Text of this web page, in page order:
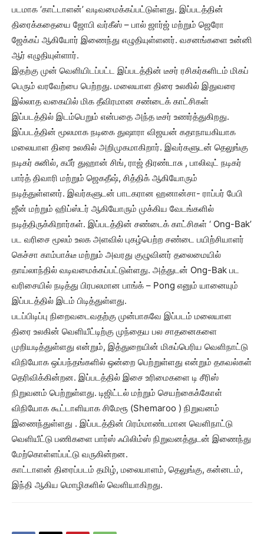
படமாக ‘காட்டாளன்’ வடிவமைக்கப்பட்டுள்ளது. இப்படத்தின்
திரைக்கதையை ஜோபி வர்கீஸ் – பால் ஜார்ஜ் மற்றும் ஜெரோ
ஜேக்கப் ஆகியோர் இணைந்து எழுதியுள்ளனர். வசனங்களை உன்னி
ஆர் எழுதியுள்ளார்.
இதற்கு முன் வெளியிடப்பட்ட இப்படத்தின் டீசர் ரசிகர்களிடம் மிகப்
பெரும் வரவேற்பை பெற்றது. மலையாள திரை உலகில் இதுவரை
இல்லாத வகையில் மிக தீவிரமான சண்டைக் காட்சிகள்
இப்படத்தில் இடம்பெறும் என்பதை அந்த டீசர் உணர்த்துகிறது.
இப்படத்தின் மூலமாக நடிகை துஷாரா விஜயன் கதாநாயகியாக
மலையாள திரை உலகில் அறிமுகமாகிறார். இவர்களுடன் தெலுங்கு
நடிகர் சுனில், கபீர் துஹான் சிங், ராஜ் திரண்டாசு , பாலிவுட் நடிகர்
பார்த் திவாரி மற்றும் ஜெகதீஷ், சித்திக் ஆகியோரும்
நடித்துள்ளனர். இவர்களுடன் பாடகரான ஹனான்சா- ராப்பர் பேபி
ஜீன் மற்றும் ஹிப்ஸ்டர் ஆகியோரும் முக்கிய வேடங்களில்
நடித்திருக்கிறார்கள். இப்படத்தின் சண்டைக் காட்சிகள் ‘ Ong-Bak’
பட வரிசை மூலம் உலக அளவில் புகழ்பெற்ற சண்டை பயிற்சியாளர்
கெச்சா காம்பாக்டீ மற்றும் அவரது குழுவினர் தலைமையில்
தாய்லாந்தில் வடிவமைக்கப்பட்டுள்ளது. அத்துடன் Ong-Bak பட
வரிசையில் நடித்து பிரபலமான பாங்க் – Pong எனும் யானையும்
இப்படத்தில் இடம் பிடித்துள்ளது.
படப்பிடிப்பு நிறைவடைவதற்கு முன்பாகவே இப்படம் மலையாள
திரை உலகின் வெளியீட்டிற்கு முந்தைய பல சாதனைகளை
முறியடித்துள்ளது என்றும், இத்துறையின் மிகப்பெரிய வெளிநாட்டு
விநியோக ஒப்பந்தங்களில் ஒன்றை பெற்றுள்ளது என்றும் தகவல்கள்
தெரிவிக்கின்றன. இப்படத்தில் இசை உரிமைகளை டி சீரிஸ்
நிறுவனம் பெற்றுள்ளது. டிஜிட்டல் மற்றும் செயற்கைக்கோள்
விநியோக கூட்டாளியாக சிமேரூ (Shemaroo ) நிறுவனம்
இணைந்துள்ளது . இப்படத்தின் பிரம்மாண்டமான வெளிநாட்டு
வெளியீட்டு பணிகளை பார்ஸ் ஃபிலிம்ஸ் நிறுவனத்துடன் இணைந்து
மேற்கொள்ளப்பட்டு வருகின்றன.
காட்டாளன் திரைப்படம் தமிழ், மலையாளம், தெலுங்கு, கன்னடம்,
இந்தி ஆகிய மொழிகளில் வெளியாகிறது.